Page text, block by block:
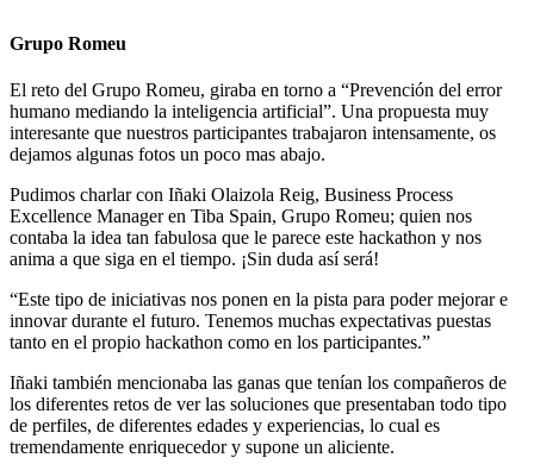
Grupo Romeu
El reto del Grupo Romeu, giraba en torno a “Prevención del error
humano mediando la inteligencia artificial”. Una propuesta muy
interesante que nuestros participantes trabajaron intensamente, os
dejamos algunas fotos un poco mas abajo.
Pudimos charlar con Iñaki Olaizola Reig, Business Process
Excellence Manager en Tiba Spain, Grupo Romeu; quien nos
contaba la idea tan fabulosa que le parece este hackathon y nos
anima a que siga en el tiempo. ¡Sin duda así será!
“Este tipo de iniciativas nos ponen en la pista para poder mejorar e
innovar durante el futuro. Tenemos muchas expectativas puestas
tanto en el propio hackathon como en los participantes.”
Iñaki también mencionaba las ganas que tenían los compañeros de
los diferentes retos de ver las soluciones que presentaban todo tipo
de perfiles, de diferentes edades y experiencias, lo cual es
tremendamente enriquecedor y supone un aliciente.